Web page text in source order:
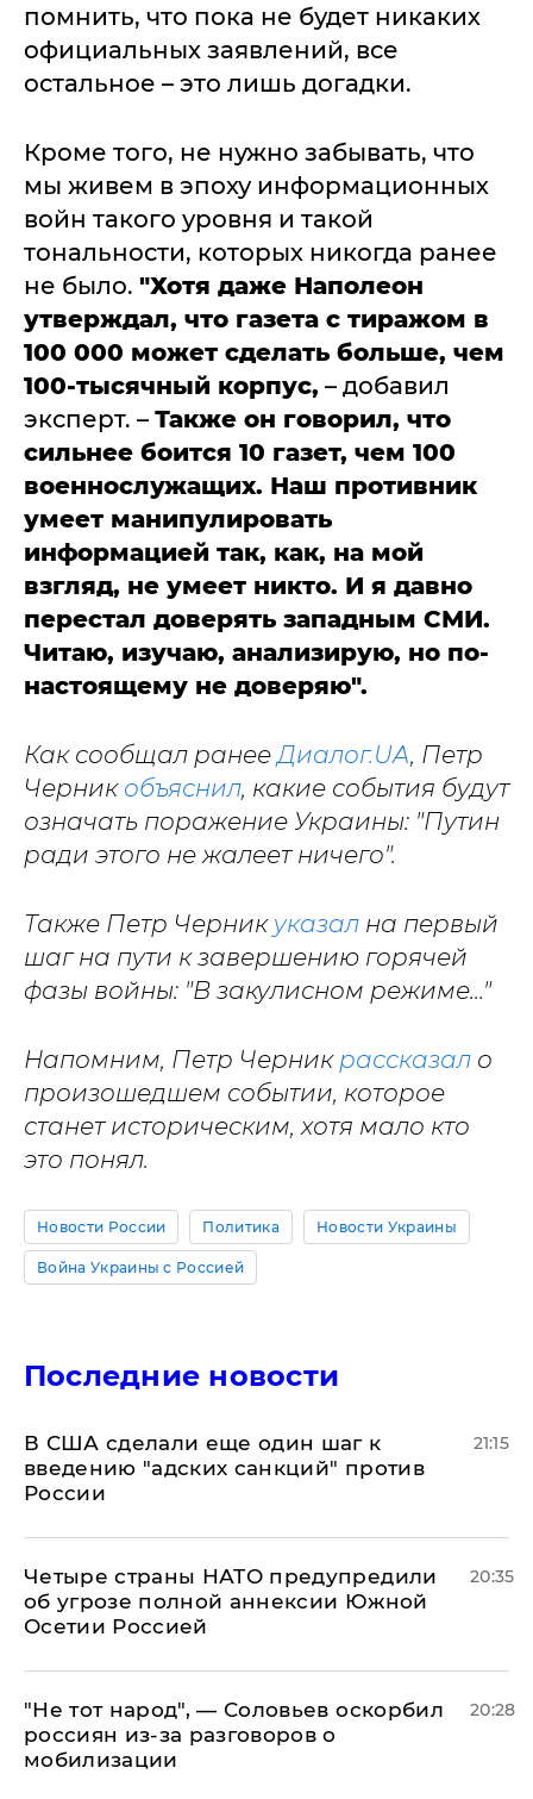
помнить, что пока не будет никаких
официальных заявлений, все
остальное – это лишь догадки.
Кроме того, не нужно забывать, что
мы живем в эпоху информационных
войн такого уровня и такой
тональности, которых никогда ранее
не было. "Хотя даже Наполеон
утверждал, что газета с тиражом в
100 000 может сделать больше, чем
100-тысячный корпус, – добавил
эксперт. – Также он говорил, что
сильнее боится 10 газет, чем 100
военнослужащих. Наш противник
умеет манипулировать
информацией так, как, на мой
взгляд, не умеет никто. И я давно
перестал доверять западным СМИ.
Читаю, изучаю, анализирую, но по-
настоящему не доверяю".
Как сообщал ранееДиалог.UA, Петр
Черник объяснил, какие события будут
означать поражение Украины: "Путин
ради этого не жалеет ничего".
Также Петр Черник указал на первый
шаг на пути к завершению горячей
фазы войны: "В закулисном режиме..."
Напомним, Петр Черник рассказал о
произошедшем событии, которое
станет историческим, хотя мало кто
это понял.
Новости России Политика Новости Украины
Война Украины с Россией
Последние новости
В США сделали еще один шаг к
введению "адских санкций" против
России
21:15
Четыре страны НАТО предупредили
об угрозе полной аннексии Южной
Осетии Россией
20:35
​"Не тот народ", — Соловьев оскорбил
россиян из-за разговоров о
мобилизации
20:28